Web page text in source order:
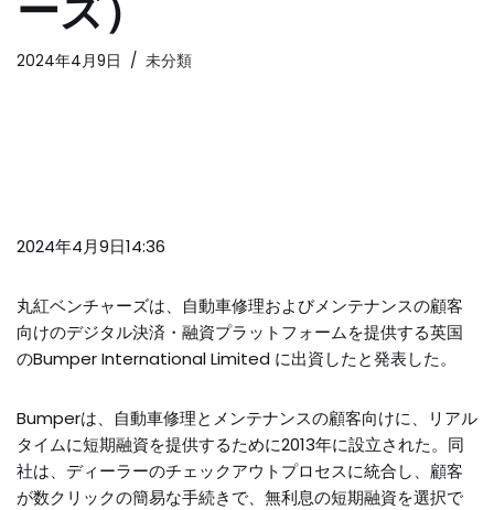
プ
2024年4月9日 未分類
2024年4月9日14:36
丸紅ベンチャーズは、自動車修理およびメンテナンスの顧客
向けのデジタル決済・融資プラットフォームを提供する英国
のBumper International Limited に出資したと発表した。
Bumperは、自動車修理とメンテナンスの顧客向けに、リアル
タイムに短期融資を提供するために2013年に設立された。同
社は、ディーラーのチェックアウトプロセスに統合し、顧客
が数クリックの簡易な手続きで、無利息の短期融資を選択で